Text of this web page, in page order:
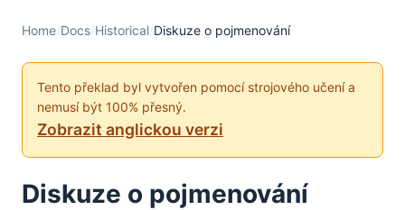
Home/Docs/Historical/Diskuze o pojmenování
Tento překlad byl vytvořen pomocí strojového učení a
nemusí být 100% přesný.
Zobrazit anglickou verzi
Diskuze o pojmenování